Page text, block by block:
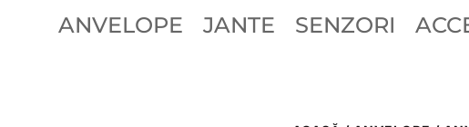
ANVELOPE JANTE SENZORI